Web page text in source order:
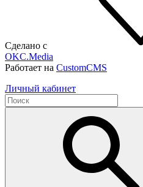
Сделано с
OKC.Media
Работает на CustomCMS
Личный кабинет